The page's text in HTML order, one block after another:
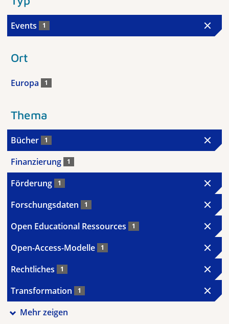
Events 1
Ort
Europa 1
Thema
Bücher 1
Finanzierung 1
Förderung 1
Forschungsdaten 1
Open Educational Ressources 1
Open-Access-Modelle 1
Rechtliches 1
Transformation 1
Mehr zeigen